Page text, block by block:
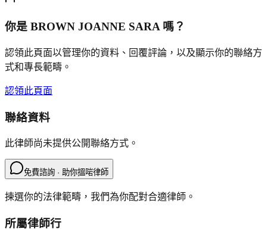
你是 BROWN JOANNE SARA 嗎？
認領此頁面以管理你的資料、回覆評論，以及顯示你的聯絡方
式和專長範疇。
認領此頁面
聯絡資料
此律師尚未提供公開聯絡方式。
免費諮詢 · 助你搵啱律師
揀選你的法律範疇，我們為你配對合適律師。
所屬律師行